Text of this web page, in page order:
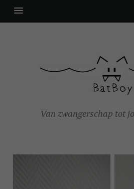
Van zwangerschap tot